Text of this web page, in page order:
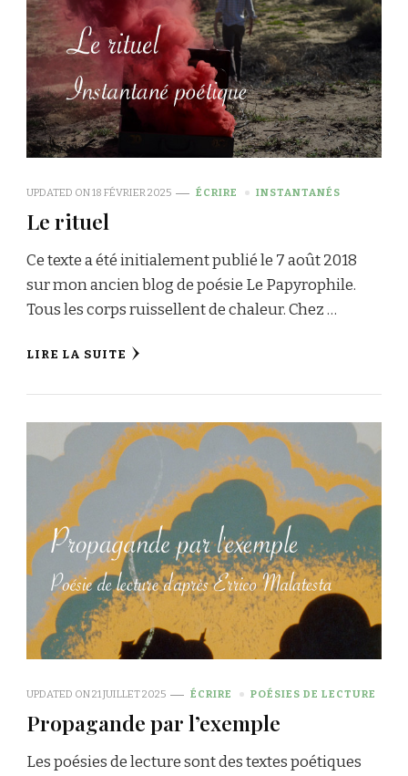
UPDATED ON18 FÉVRIER 2025 ÉCRIRE INSTANTANÉS
Le rituel
Ce texte a été initialement publié le 7 août 2018
sur mon ancien blog de poésie Le Papyrophile.
Tous les corps ruissellent de chaleur. Chez …
LIRE LA SUITE
UPDATED ON21 JUILLET 2025 ÉCRIRE POÉSIES DE LECTURE
Propagande par l’exemple
Les poésies de lecture sont des textes poétiques